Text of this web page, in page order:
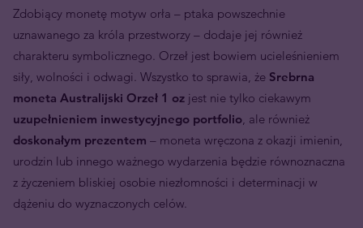
Zdobiący monetę motyw orła – ptaka powszechnie
uznawanego za króla przestworzy – dodaje jej również
charakteru symbolicznego. Orzeł jest bowiem ucieleśnieniem
siły, wolności i odwagi. Wszystko to sprawia, że Srebrna
moneta Australijski Orzeł 1 oz jest nie tylko ciekawym
uzupełnieniem inwestycyjnego portfolio, ale również
doskonałym prezentem – moneta wręczona z okazji imienin,
urodzin lub innego ważnego wydarzenia będzie równoznaczna
z życzeniem bliskiej osobie niezłomności i determinacji w
dążeniu do wyznaczonych celów.